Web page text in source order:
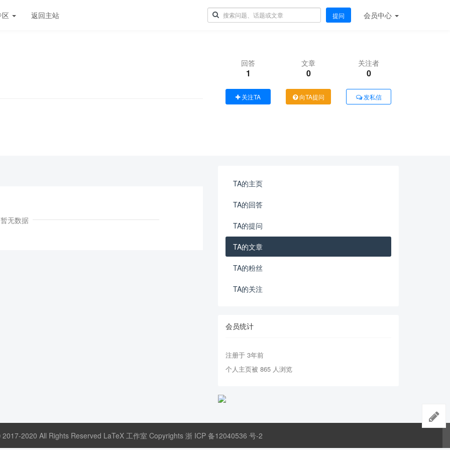
区 返回主站 提问 会员中心
回答
1
文章
0
关注者
0
关注TA 向TA提问 发私信
暂无数据
TA的主页
TA的回答
TA的提问
TA的文章
TA的粉丝
TA的关注
会员统计
注册于 3年前
个人主页被 865 人浏览
2020 All Rights Reserved LaTeX 工作室 Copyrights 浙 ICP 备12040536 号-2